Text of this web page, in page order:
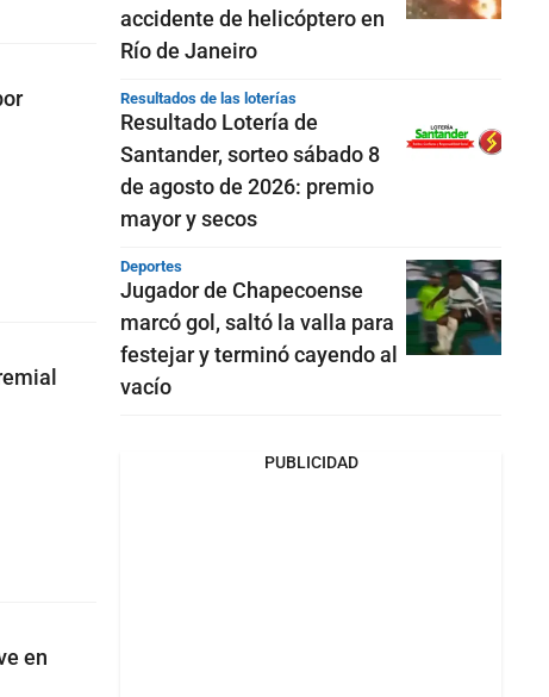
en
accidente de helicóptero en
Río de Janeiro
Resultados de las loterías
Resultado Lotería de
Santander, sorteo sábado 8
de agosto de 2026: premio
mayor y secos
Deportes
Jugador de Chapecoense
marcó gol, saltó la valla para
festejar y terminó cayendo al
vacío
PUBLICIDAD